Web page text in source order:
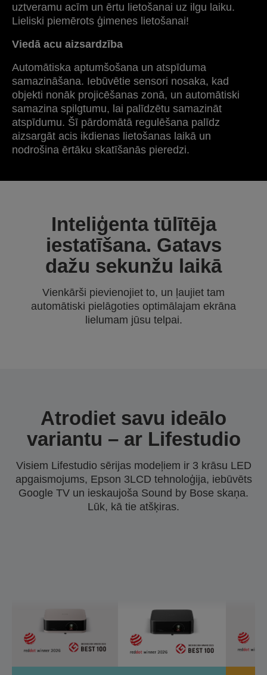
uztveramu acīm un ērtu lietošanai uz ilgu laiku.
Lieliski piemērots ģimenes lietošanai!
Viedā acu aizsardzība
Automātiska aptumšošana un atspīduma
samazināšana. Iebūvētie sensori nosaka, kad
objekti nonāk projicēšanas zonā, un automātiski
samazina spilgtumu, lai palīdzētu samazināt
atspīdumu. Šī pārdomātā regulēšana palīdz
aizsargāt acis ikdienas lietošanas laikā un
nodrošina ērtāku skatīšanās pieredzi.
Inteliģenta tūlītēja
iestatīšana. Gatavs
dažu sekunžu laikā
Vienkārši pievienojiet to, un ļaujiet tam
automātiski pielāgoties optimālajam ekrāna
lielumam jūsu telpai.
Atrodiet savu ideālo
variantu – ar Lifestudio
Visiem Lifestudio sērijas modeļiem ir 3 krāsu LED
apgaismojums, Epson 3LCD tehnoloģija, iebūvēts
Google TV un ieskaujoša Sound by Bose skaņa.
Lūk, kā tie atšķiras.